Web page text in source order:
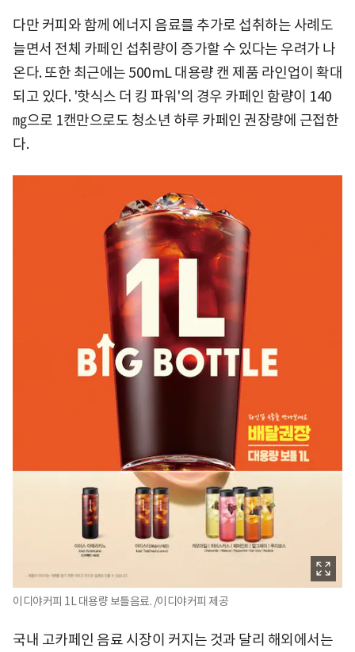
다만 커피와 함께 에너지 음료를 추가로 섭취하는 사례도
늘면서 전체 카페인 섭취량이 증가할 수 있다는 우려가 나
온다. 또한 최근에는 500mL 대용량 캔 제품 라인업이 확대
되고 있다. '핫식스 더 킹 파워'의 경우 카페인 함량이 140
㎎으로 1캔만으로도 청소년 하루 카페인 권장량에 근접한
다.
이디야커피 1L 대용량 보틀음료. /이디야커피 제공
국내 고카페인 음료 시장이 커지는 것과 달리 해외에서는